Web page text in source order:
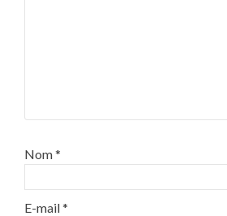
Nom*
E-mail*